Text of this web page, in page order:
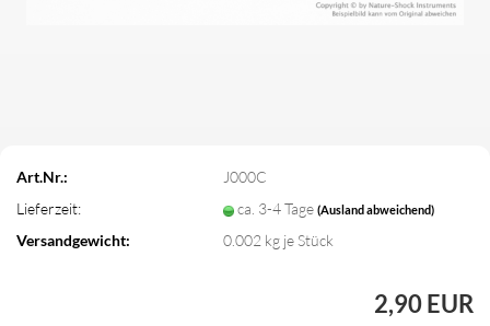
Art.Nr.:
J000C
Lieferzeit:
ca. 3-4 Tage(Ausland abweichend)
Versandgewicht: 0.002 kg je Stück
2,90 EUR